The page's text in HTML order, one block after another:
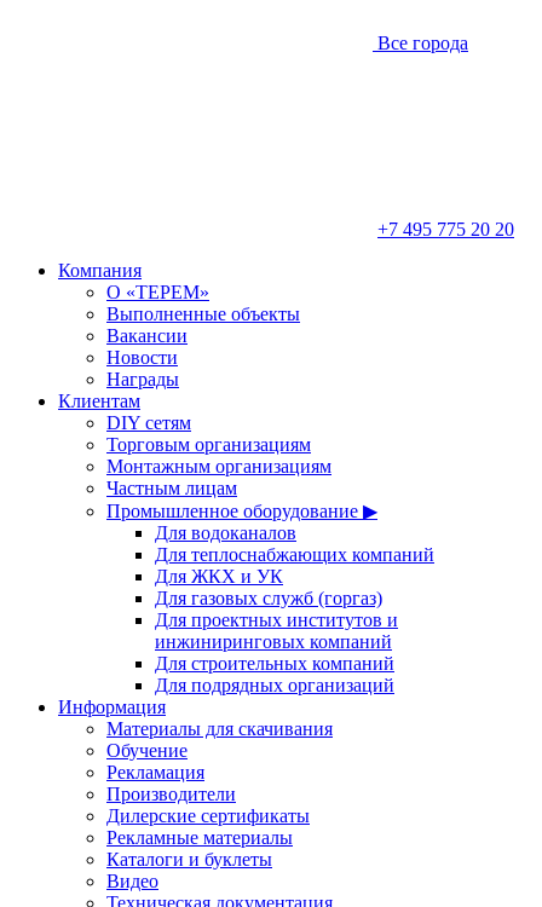
Все города
+7 495 775 20 20
Компания
О «ТЕРЕМ»
Выполненные объекты
Вакансии
Новости
Награды
Клиентам
DIY сетям
Торговым организациям
Монтажным организациям
Частным лицам
Промышленное оборудование ▶
Для водоканалов
Для теплоснабжающих компаний
Для ЖКХ и УК
Для газовых служб (горгаз)
Для проектных институтов и
инжиниринговых компаний
Для строительных компаний
Для подрядных организаций
Информация
Материалы для скачивания
Обучение
Рекламация
Производители
Дилерские сертификаты
Рекламные материалы
Каталоги и буклеты
Видео
Техническая документация